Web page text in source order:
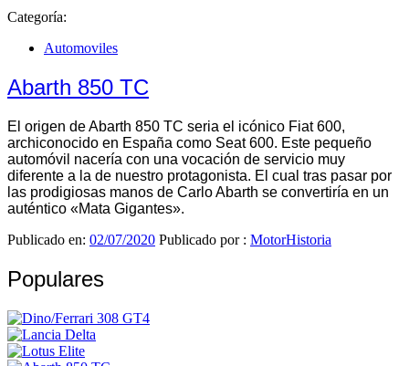
Categoría:
Automoviles
Abarth 850 TC
El origen de Abarth 850 TC seria el icónico Fiat 600,
archiconocido en España como Seat 600. Este pequeño
automóvil nacería con una vocación de servicio muy
diferente a la de nuestro protagonista. El cual tras pasar por
las prodigiosas manos de Carlo Abarth se convertiría en un
auténtico «Mata Gigantes».
Publicado en: 02/07/2020 Publicado por : MotorHistoria
Populares